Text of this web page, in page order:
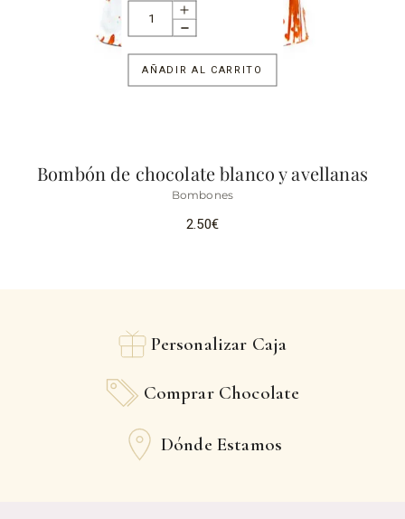
AÑADIR AL CARRITO
Bombón de chocolate blanco y avellanas
Bombones
2.50€
Personalizar Caja
Comprar Chocolate
Dónde Estamos